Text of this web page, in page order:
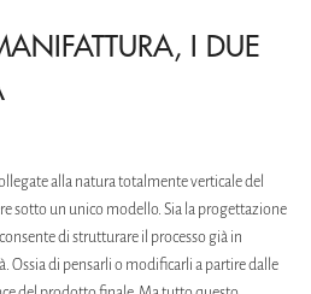
I DUE
alla natura totalmente verticale del
sotto un unico modello. Sia la progettazione
di strutturare il processo già in
Ossia di pensarli o modificarli a partire dalle